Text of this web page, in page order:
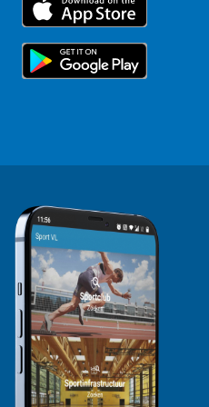
Topsporters
Voor de pers